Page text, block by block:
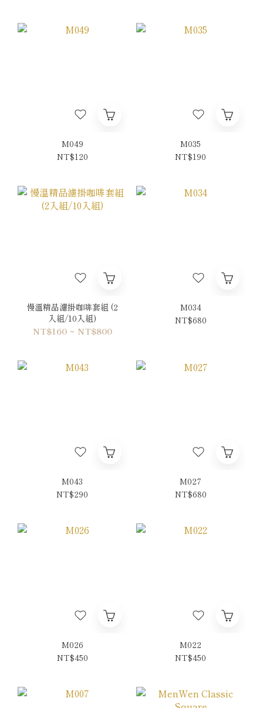
M049
NT$120
M035
NT$190
慢溫精品濾掛咖啡套組 (2
入組/10入組)
NT$160 ~ NT$800
M034
NT$680
M043
NT$290
M027
NT$680
M026
NT$450
M022
NT$450